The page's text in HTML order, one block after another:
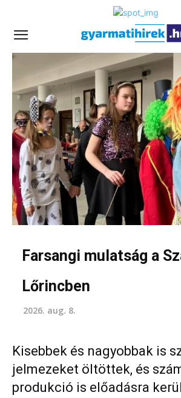
Farsangi mulatság a
Lőrincben
2026. aug. 8.
Kisebbek és nagyobbak is
jelmezeket öltöttek, és
produkció is előadásra